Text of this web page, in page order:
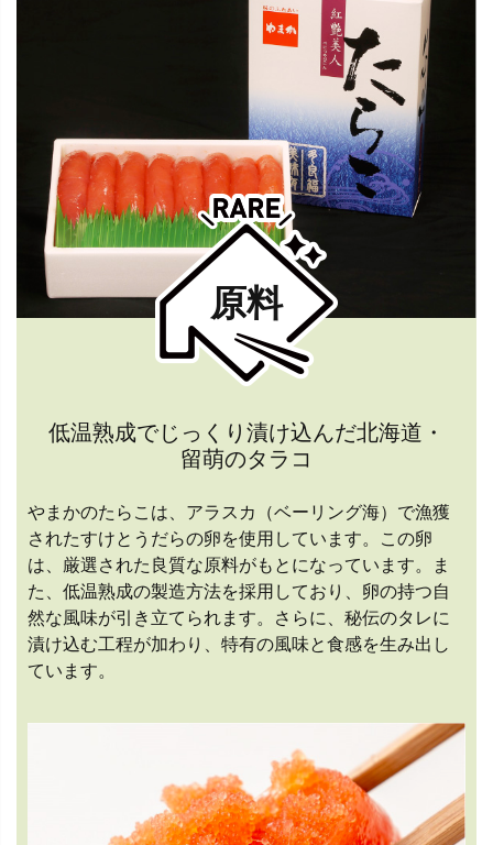
原料
低温熟成でじっくり漬け込んだ北海道・
留萌のタラコ
やまかのたらこは、アラスカ（ベーリング海）で漁獲
されたすけとうだらの卵を使用しています。この卵
は、厳選された良質な原料がもとになっています。ま
た、低温熟成の製造方法を採用しており、卵の持つ自
然な風味が引き立てられます。さらに、秘伝のタレに
漬け込む工程が加わり、特有の風味と食感を生み出し
ています。